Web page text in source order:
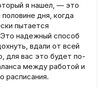
я нашел, — это
дня, когда
пытается
надежный способ
вдали от всей
для вас это будет по-
между работой и
расписания.